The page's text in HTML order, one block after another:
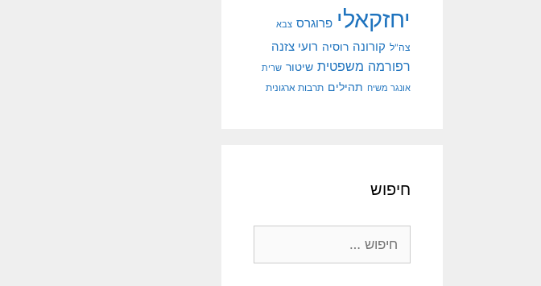
יחזקאלי פרוגרס צבא
צה"ל קורונה רוסיה רועי צזנה
רפורמה משפטית שיטור שרית
אונגר משיח תהילים תרבות ארגונית
חיפוש